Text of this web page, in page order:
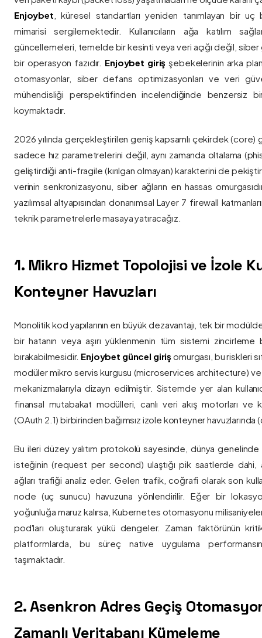
Enjoybet , küresel standartları yeniden tanımlayan bir
mimarisi sergilemektedir. Kullanıcıların ağa katılım
güncellemeleri, temelde bir kesinti veya veri açığı değil, siber
bir operasyon fazıdır. Enjoybet giriş şebekelerinin arka
otomasyonlar, siber defans optimizasyonları ve veri
mühendisliği perspektifinden incelendiğinde benzersiz
koymaktadır.
2026 yılında gerçekleştirilen geniş kapsamlı çekirdek
sadece hız parametrelerini değil, aynı zamanda oltalama
geliştirdiği anti-fragile (kırılgan olmayan) karakterini de
verinin senkronizasyonu, siber ağların en hassas
yazılımsal altyapısından donanımsal Layer 7 firewall
teknik parametrelerle masaya yatıracağız.
1. Mikro Hizmet Topolojisi ve İzole
Konteyner Havuzları
Monolitik kod yapılarının en büyük dezavantajı, tek bir
bir hatanın veya aşırı yüklenmenin tüm sistemi zincirleme
bırakabilmesidir. Enjoybet güncel giriş omurgası, bu riskleri
modüler mikro servis kurgusu (microservices architecture)
mekanizmalarıyla dizayn edilmiştir. Sistemde yer alan
finansal mutabakat modülleri, canlı veri akış motorları ve
(OAuth 2.1) birbirinden bağımsız izole konteyner havuzlarında
Bu ileri düzey yalıtım protokolü sayesinde, dünya genelinde
isteğinin (request per second) ulaştığı pik saatlerde dahi,
ağları trafiği analiz eder. Gelen trafik, coğrafi olarak son
node (uç sunucu) havuzuna yönlendirilir. Eğer bir
yoğunluğa maruz kalırsa, Kubernetes otomasyonu
pod'ları oluşturarak yükü dengeler. Zaman faktörünün
platformlarda, bu süreç native uygulama
taşımaktadır.
2. Asenkron Adres Geçiş
Zamanlı Veritabanı Kümeleme